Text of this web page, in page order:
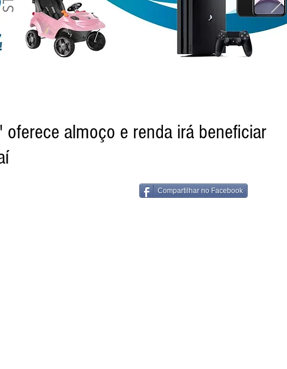
oferece almoço e renda irá beneficiar
Compartilhar no Facebook